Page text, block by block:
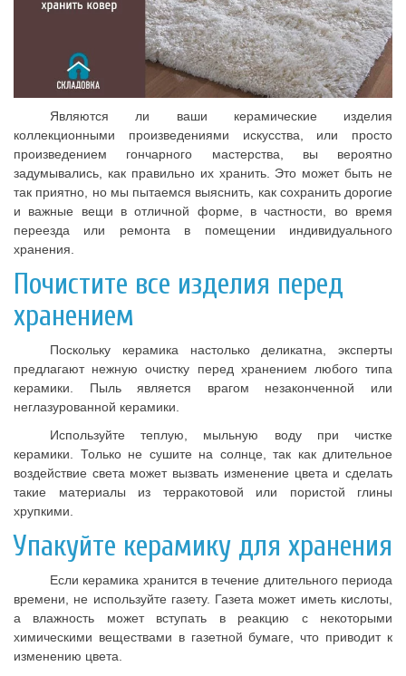
Являются ли ваши керамические изделия
коллекционными произведениями искусства, или просто
произведением гончарного мастерства, вы вероятно
задумывались, как правильно их хранить. Это может быть не
так приятно, но мы пытаемся выяснить, как сохранить дорогие
и важные вещи в отличной форме, в частности, во время
переезда или ремонта в помещении индивидуального
хранения.
Почистите все изделия перед
хранением
Поскольку керамика настолько деликатна, эксперты
предлагают нежную очистку перед хранением любого типа
керамики. Пыль является врагом незаконченной или
неглазурованной керамики.
Используйте теплую, мыльную воду при чистке
керамики. Только не сушите на солнце, так как длительное
воздействие света может вызвать изменение цвета и сделать
такие материалы из терракотовой или пористой глины
хрупкими.
Упакуйте керамику для хранения
Если керамика хранится в течение длительного периода
времени, не используйте газету. Газета может иметь кислоты,
а влажность может вступать в реакцию с некоторыми
химическими веществами в газетной бумаге, что приводит к
изменению цвета.